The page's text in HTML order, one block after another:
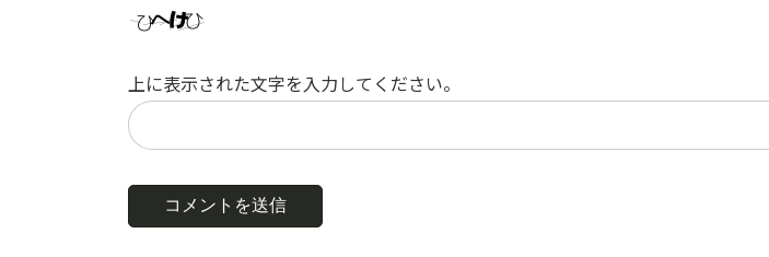
上に表示された文字を入力してください。